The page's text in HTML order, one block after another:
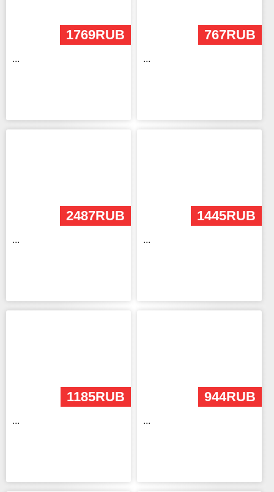
1769RUB
...
767RUB
...
2487RUB
...
1445RUB
...
1185RUB
...
944RUB
...